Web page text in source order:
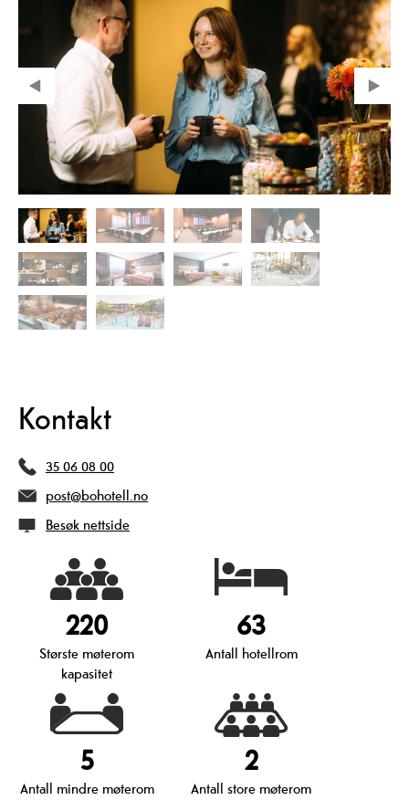
Kontakt
35 06 08 00
post@bohotell.no
Besøk nettside
Største møterom
kapasitet
220
Antall hotellrom
63
Antall mindre møterom
5
Antall store møterom
2